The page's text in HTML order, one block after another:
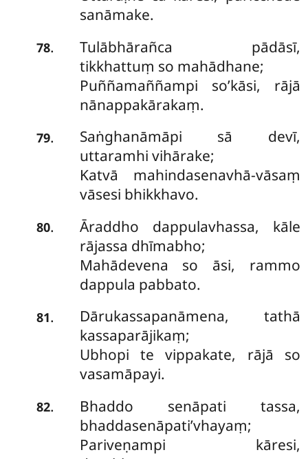
sanāmake.
78.
Tulābhārañca pādāsī,
tikkhattuṃ so mahādhane;
Puññamaññampi so’kāsi, rājā
nānappakārakaṃ.
79.
Saṅghanāmāpi sā devī,
uttaramhi vihārake;
Katvā mahindasenavhā-vāsaṃ
vāsesi bhikkhavo.
80.
Āraddho dappulavhassa, kāle
rājassa dhīmabho;
Mahādevena so āsi, rammo
dappula pabbato.
81.
Dārukassapanāmena, tathā
kassaparājikaṃ;
Ubhopi te vippakate, rājā so
vasamāpayi.
82.
Bhaddo senāpati tassa,
bhaddasenāpati’vhayaṃ;
Pariveṇampi kāresi,